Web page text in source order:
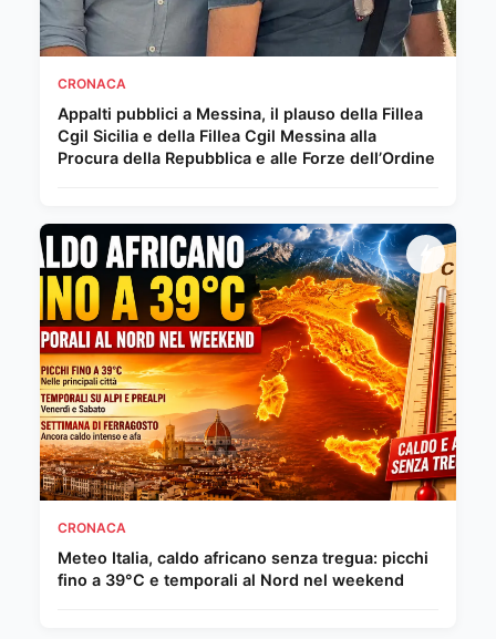
CRONACA
Appalti pubblici a Messina, il plauso della Fillea
Cgil Sicilia e della Fillea Cgil Messina alla
Procura della Repubblica e alle Forze dell’Ordine
CRONACA
Meteo Italia, caldo africano senza tregua: picchi
fino a 39°C e temporali al Nord nel weekend